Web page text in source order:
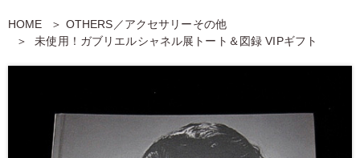
HOME
OTHERS／アクセサリーその他
未使用！ガブリエルシャネル展トート＆図録 VIPギフト